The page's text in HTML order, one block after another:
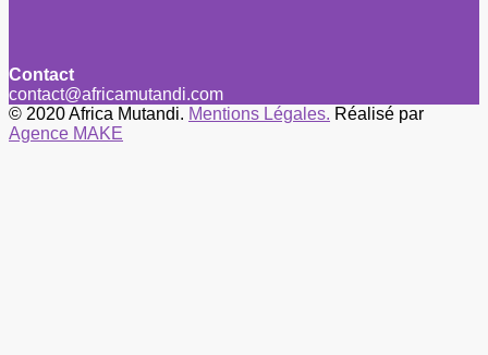
Contact
contact@africamutandi.com
© 2020 Africa Mutandi. Mentions Légales. Réalisé par
Agence MAKE